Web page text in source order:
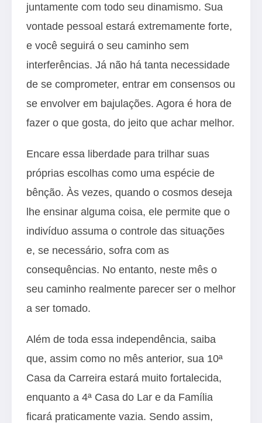
juntamente com todo seu dinamismo. Sua
vontade pessoal estará extremamente forte,
e você seguirá o seu caminho sem
interferências. Já não há tanta necessidade
de se comprometer, entrar em consensos ou
se envolver em bajulações. Agora é hora de
fazer o que gosta, do jeito que achar melhor.
Encare essa liberdade para trilhar suas
próprias escolhas como uma espécie de
bênção. Às vezes, quando o cosmos deseja
lhe ensinar alguma coisa, ele permite que o
indivíduo assuma o controle das situações
e, se necessário, sofra com as
consequências. No entanto, neste mês o
seu caminho realmente parecer ser o melhor
a ser tomado.
Além de toda essa independência, saiba
que, assim como no mês anterior, sua 10ª
Casa da Carreira estará muito fortalecida,
enquanto a 4ª Casa do Lar e da Família
ficará praticamente vazia. Sendo assim,